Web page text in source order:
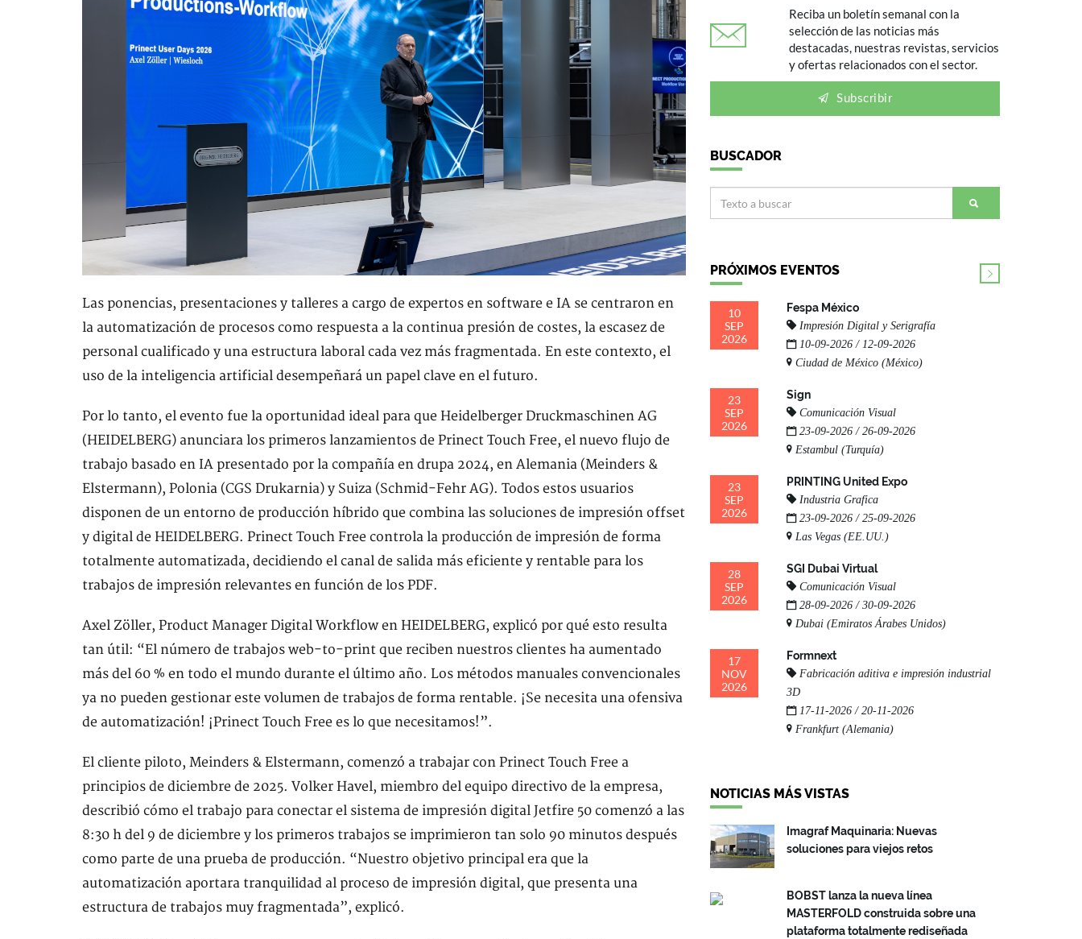
Las ponencias, presentaciones y talleres a cargo de expertos en software e IA se centraron en
la automatización de procesos como respuesta a la continua presión de costes, la escasez de
personal cualificado y una estructura laboral cada vez más fragmentada. En este contexto, el
uso de la inteligencia artificial desempeñará un papel clave en el futuro.
Por lo tanto, el evento fue la oportunidad ideal para que Heidelberger Druckmaschinen AG
(HEIDELBERG) anunciara los primeros lanzamientos de Prinect Touch Free, el nuevo flujo de
trabajo basado en IA presentado por la compañía en drupa 2024, en Alemania (Meinders &
Elstermann), Polonia (CGS Drukarnia) y Suiza (Schmid-Fehr AG). Todos estos usuarios
disponen de un entorno de producción híbrido que combina las soluciones de impresión offset
y digital de HEIDELBERG. Prinect Touch Free controla la producción de impresión de forma
totalmente automatizada, decidiendo el canal de salida más eficiente y rentable para los
trabajos de impresión relevantes en función de los PDF.
Axel Zöller, Product Manager Digital Workflow en HEIDELBERG, explicó por qué esto resulta
tan útil: “El número de trabajos web-to-print que reciben nuestros clientes ha aumentado
más del 60 % en todo el mundo durante el último año. Los métodos manuales convencionales
ya no pueden gestionar este volumen de trabajos de forma rentable. ¡Se necesita una ofensiva
de automatización! ¡Prinect Touch Free es lo que necesitamos!”.
El cliente piloto, Meinders & Elstermann, comenzó a trabajar con Prinect Touch Free a
principios de diciembre de 2025. Volker Havel, miembro del equipo directivo de la empresa,
describió cómo el trabajo para conectar el sistema de impresión digital Jetfire 50 comenzó a las
8:30 h del 9 de diciembre y los primeros trabajos se imprimieron tan solo 90 minutos después
como parte de una prueba de producción. “Nuestro objetivo principal era que la
automatización aportara tranquilidad al proceso de impresión digital, que presenta una
estructura de trabajos muy fragmentada”, explicó.
Reciba un boletín semanal con la
selección de las noticias más
destacadas, nuestras revistas, servicios
y ofertas relacionados con el sector.
Subscribir
BUSCADOR
PRÓXIMOS EVENTOS
10
SEP
2026
Fespa México
Impresión Digital y Serigrafía
10-09-2026 / 12-09-2026
Ciudad de México (México)
23
SEP
2026
Sign
Comunicación Visual
23-09-2026 / 26-09-2026
Estambul (Turquía)
23
SEP
2026
PRINTING United Expo
Industria Grafica
23-09-2026 / 25-09-2026
Las Vegas (EE.UU.)
28
SEP
2026
SGI Dubai Virtual
Comunicación Visual
28-09-2026 / 30-09-2026
Dubai (Emiratos Árabes Unidos)
17
NOV
2026
Formnext
Fabricación aditiva e impresión industrial
3D
17-11-2026 / 20-11-2026
Frankfurt (Alemania)
NOTICIAS MÁS VISTAS
Imagraf Maquinaria: Nuevas
soluciones para viejos retos
BOBST lanza la nueva línea
MASTERFOLD construida sobre una
plataforma totalmente rediseñada